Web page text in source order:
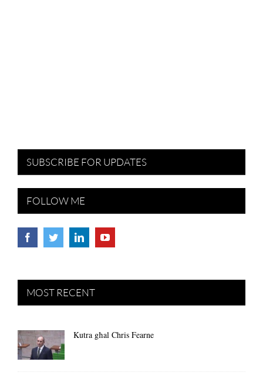
SUBSCRIBE FOR UPDATES
FOLLOW ME
MOST RECENT
Kutra għal Chris Fearne